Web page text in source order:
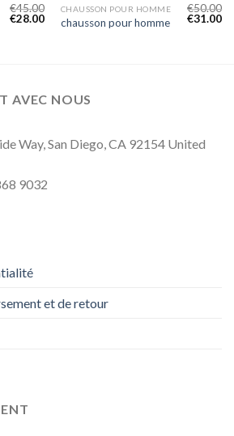
€45.00
€28.00
CHAUSSON POUR HOMME
chausson pour homme
€50.00
€31.00
AVEC NOUS
Way, San Diego, CA 92154 United
9032
et de retour